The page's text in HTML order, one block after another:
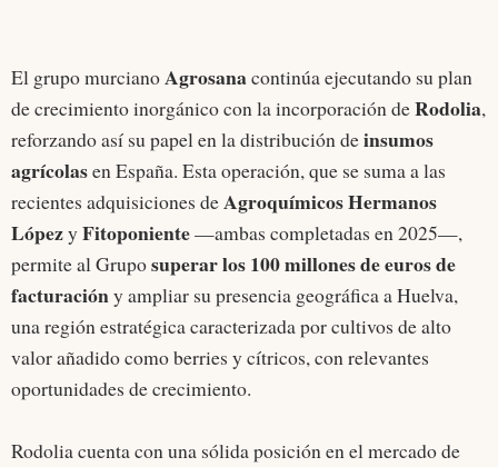
El grupo murcianoAgrosanacontinúa ejecutando su plan
de crecimiento inorgánico con la incorporación deRodolia,
reforzando así su papel en la distribución deinsumos
agrícolasen España. Esta operación, que se suma a las
recientes adquisiciones deAgroquímicos Hermanos
LópezyFitoponiente—ambas completadas en 2025—,
permite al Gruposuperar los 100 millones de euros de
facturacióny ampliar su presencia geográfica a Huelva,
una región estratégica caracterizada por cultivos de alto
valor añadido como berries y cítricos, con relevantes
oportunidades de crecimiento.
Rodolia cuenta con una sólida posición en el mercado de